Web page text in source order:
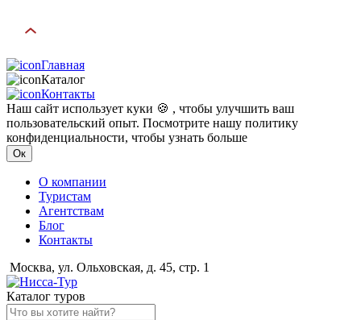
Главная
Каталог
Контакты
Наш сайт использует куки 🍪 , чтобы улучшить ваш
пользовательский опыт. Посмотрите нашу политику
конфиденциальности, чтобы узнать больше
Ок
О компании
Туристам
Агентствам
Блог
Контакты
Москва, ул. Ольховская, д. 45, стр. 1
Каталог туров